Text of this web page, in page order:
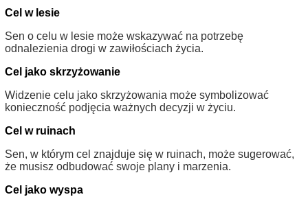
Cel w lesie
Sen o celu w lesie może wskazywać na potrzebę
odnalezienia drogi w zawiłościach życia.
Cel jako skrzyżowanie
Widzenie celu jako skrzyżowania może symbolizować
konieczność podjęcia ważnych decyzji w życiu.
Cel w ruinach
Sen, w którym cel znajduje się w ruinach, może sugerować,
że musisz odbudować swoje plany i marzenia.
Cel jako wyspa